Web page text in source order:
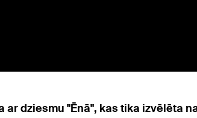
dziesmu "Ēnā", kas tika izvēlēta